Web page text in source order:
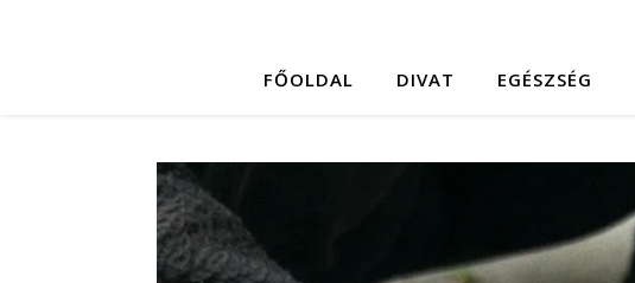
FŐOLDAL DIVAT EGÉSZSÉG